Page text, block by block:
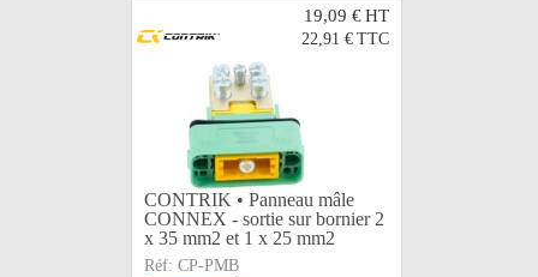
19,09 €HT
22,91 € TTC
CONTRIK • Panneau mâle
CONNEX - sortie sur bornier 2
x 35 mm2 et 1 x 25 mm2
Réf: CP-PMB